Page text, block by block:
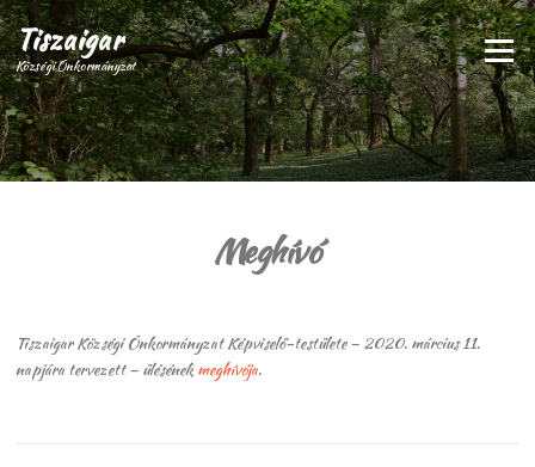
Ugrás
a
tartalomra
Tiszaigar
Községi Önkormányzat
Menü
Meghívó
Tiszaigar Községi Önkormányzat Képviselő-testülete – 2020. március 11.
napjára tervezett – ülésének meghívója.